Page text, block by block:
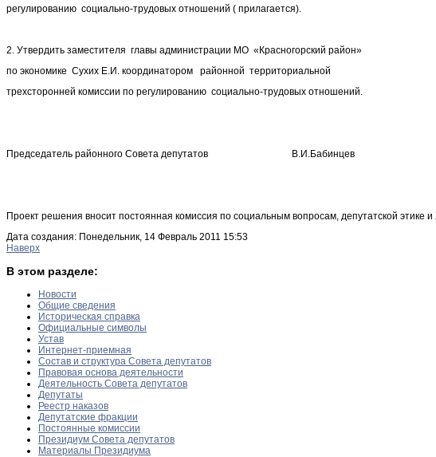
регулированию социально-трудовых отношений ( прилагается).
2. Утвердить заместителя главы администрации МО «Красногорский район»
по экономике Сухих Е.И. координатором районной территориальной
трехсторонней комиссии по регулированию социально-трудовых отношений.
Председатель районного Совета депутатов В.И.Бабинцев
Проект решения вносит постоянная комиссия по социальным вопросам, депутатской этике
Дата создания: Понедельник, 14 Февраль 2011 15:53
Наверх
В этом разделе:
Новости
Общие сведения
Историческая справка
Официальные символы
Устав
Интернет-приемная
Состав и структура Совета депутатов
Правовая основа деятельности
Деятельность Совета депутатов
Депутаты
Реестр наказов
Депутатские фракции
Постоянные комиссии
Президиум Совета депутатов
Материалы Президиума